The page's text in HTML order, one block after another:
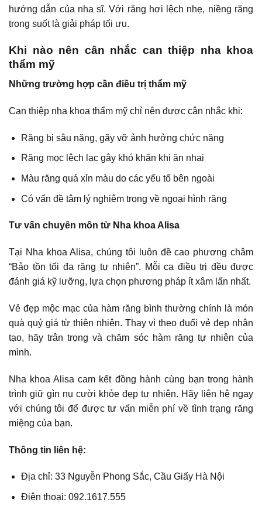
hướng dẫn của nha sĩ. Với răng hơi lệch nhẹ, niềng răng
trong suốt là giải pháp tối ưu.
Khi nào nên cân nhắc can thiệp nha khoa
thẩm mỹ
Những trường hợp cần điều trị thẩm mỹ
Can thiệp nha khoa thẩm mỹ chỉ nên được cân nhắc khi:
Răng bị sâu nặng, gãy vỡ ảnh hưởng chức năng
Răng mọc lệch lạc gây khó khăn khi ăn nhai
Màu răng quá xỉn màu do các yếu tố bên ngoài
Có vấn đề tâm lý nghiêm trọng về ngoại hình răng
Tư vấn chuyên môn từ Nha khoa Alisa
Tại Nha khoa Alisa, chúng tôi luôn đề cao phương châm
“Bảo tồn tối đa răng tự nhiên”. Mỗi ca điều trị đều được
đánh giá kỹ lưỡng, lựa chọn phương pháp ít xâm lấn nhất.
Vẻ đẹp mộc mạc của hàm răng bình thường chính là món
quà quý giá từ thiên nhiên. Thay vì theo đuổi vẻ đẹp nhân
tạo, hãy trân trọng và chăm sóc hàm răng tự nhiên của
mình.
Nha khoa Alisa cam kết đồng hành cùng bạn trong hành
trình giữ gìn nụ cười khỏe đẹp tự nhiên. Hãy liên hệ ngay
với chúng tôi để được tư vấn miễn phí về tình trạng răng
miệng của bạn.
Thông tin liên hệ:
Địa chỉ: 33 Nguyễn Phong Sắc, Cầu Giấy Hà Nội
Điện thoại: 092.1617.555